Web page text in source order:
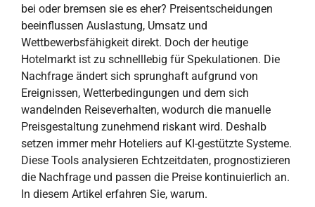
bei oder bremsen sie es eher? Preisentscheidungen
beeinflussen Auslastung, Umsatz und
Wettbewerbsfähigkeit direkt. Doch der heutige
Hotelmarkt ist zu schnelllebig für Spekulationen. Die
Nachfrage ändert sich sprunghaft aufgrund von
Ereignissen, Wetterbedingungen und dem sich
wandelnden Reiseverhalten, wodurch die manuelle
Preisgestaltung zunehmend riskant wird. Deshalb
setzen immer mehr Hoteliers auf KI-gestützte Systeme.
Diese Tools analysieren Echtzeitdaten, prognostizieren
die Nachfrage und passen die Preise kontinuierlich an.
In diesem Artikel erfahren Sie, warum.